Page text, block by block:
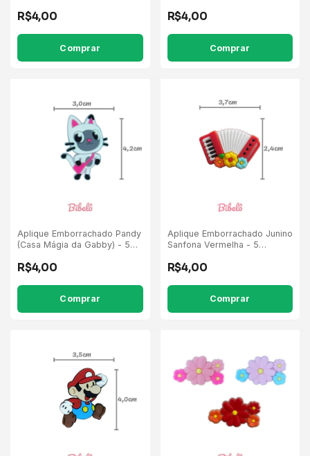
R$4,00 R$4,00
Aplique Emborrachado Pandy
(Casa Mágia da Gabby) - 5
R$4,00
Aplique Emborrachado Junino
Sanfona Vermelha - 5
R$4,00